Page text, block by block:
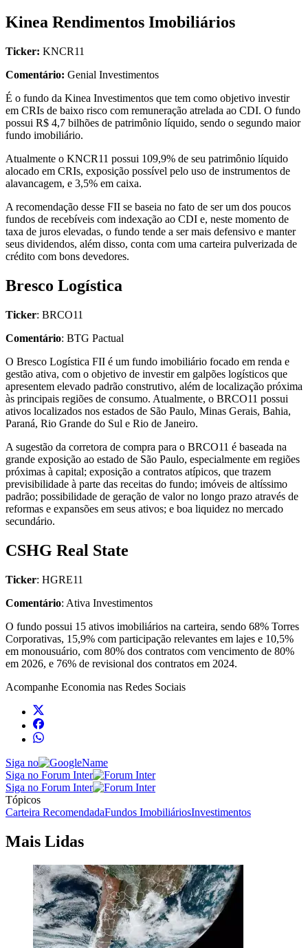
Kinea Rendimentos Imobiliários
Ticker: KNCR11
Comentário: Genial Investimentos
É o fundo da Kinea Investimentos que tem como objetivo investir
em CRIs de baixo risco com remuneração atrelada ao CDI. O fundo
possui R$ 4,7 bilhões de patrimônio líquido, sendo o segundo maior
fundo imobiliário.
Atualmente o KNCR11 possui 109,9% de seu patrimônio líquido
alocado em CRIs, exposição possível pelo uso de instrumentos de
alavancagem, e 3,5% em caixa.
A recomendação desse FII se baseia no fato de ser um dos poucos
fundos de recebíveis com indexação ao CDI e, neste momento de
taxa de juros elevadas, o fundo tende a ser mais defensivo e manter
seus dividendos, além disso, conta com uma carteira pulverizada de
crédito com bons devedores.
Bresco Logística
Ticker: BRCO11
Comentário: BTG Pactual
O Bresco Logística FII é um fundo imobiliário focado em renda e
gestão ativa, com o objetivo de investir em galpões logísticos que
apresentem elevado padrão construtivo, além de localização próxima
às principais regiões de consumo. Atualmente, o BRCO11 possui
ativos localizados nos estados de São Paulo, Minas Gerais, Bahia,
Paraná, Rio Grande do Sul e Rio de Janeiro.
A sugestão da corretora de compra para o BRCO11 é baseada na
grande exposição ao estado de São Paulo, especialmente em regiões
próximas à capital; exposição a contratos atípicos, que trazem
previsibilidade à parte das receitas do fundo; imóveis de altíssimo
padrão; possibilidade de geração de valor no longo prazo através de
reformas e expansões em seus ativos; e boa liquidez no mercado
secundário.
CSHG Real State
Ticker: HGRE11
Comentário: Ativa Investimentos
O fundo possui 15 ativos imobiliários na carteira, sendo 68% Torres
Corporativas, 15,9% com participação relevantes em lajes e 10,5%
em monousuário, com 80% dos contratos com vencimento de 80%
em 2026, e 76% de revisional dos contratos em 2024.
Acompanhe Economia nas Redes Sociais
Siga no
Siga no Forum Inter
Siga no Forum Inter
Tópicos
Carteira RecomendadaFundos ImobiliáriosInvestimentos
Mais Lidas